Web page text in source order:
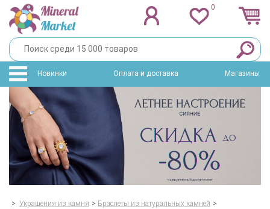
0
Новинки Оплата и доставка Магазины
> Украшения из камня > Браслеты из натуральных камней >